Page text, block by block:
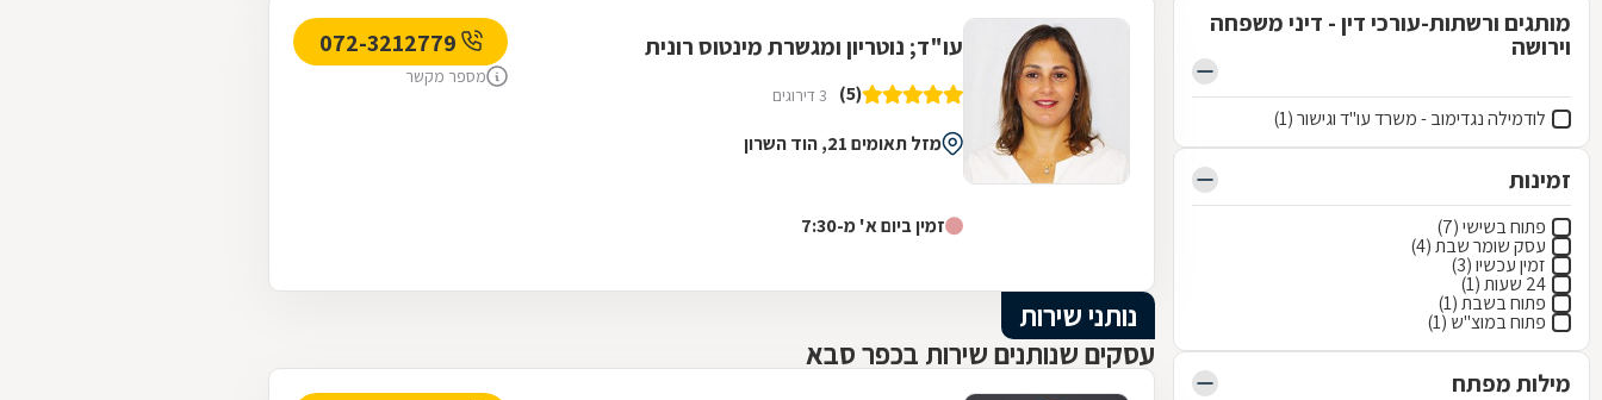
מותגים ורשתות-עורכי דין - דיני משפחה
וירושה
לודמילה נגדימוב - משרד עו"ד וגישור (1)
זמינות
פתוח בשישי (7)
עסק שומר שבת (4)
זמין עכשיו (3)
24 שעות (1)
פתוח בשבת (1)
פתוח במוצ"ש (1)
מילות מפתח
עו"ד; נוטריון ומגשרת מינטוס רונית
(5) 3 דירוגים
מזל תאומים 21, הוד השרון
זמין ביום א' מ-7:30
מספר מקשר
נותני שירות
עסקים שנותנים שירות בכפר סבא